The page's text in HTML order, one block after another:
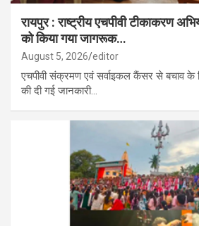
रायपुर : राष्ट्रीय एचपीवी टीकाकरण
को किया गया जागरूक…
August 5, 2026 editor
एचपीवी संक्रमण एवं सर्वाइकल कैंसर से बचाव के
की दी गई जानकारी…